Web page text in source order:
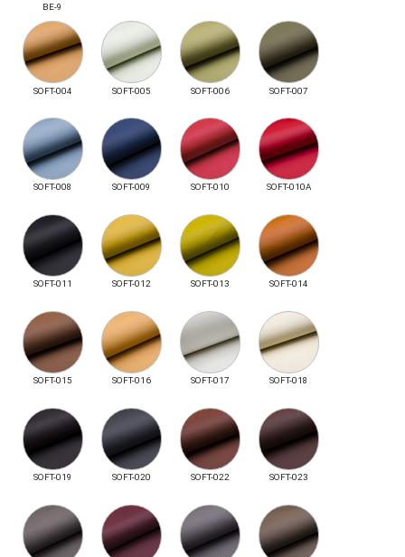
BE-9
SOFT-004 SOFT-005 SOFT-006 SOFT-007
SOFT-008 SOFT-009 SOFT-010 SOFT-010A
SOFT-011 SOFT-012 SOFT-013 SOFT-014
SOFT-015 SOFT-016 SOFT-017 SOFT-018
SOFT-019 SOFT-020 SOFT-022 SOFT-023